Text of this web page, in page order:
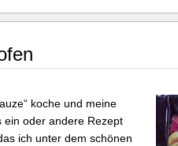
koche und meine
ein oder andere Rezept
ich unter dem schönen